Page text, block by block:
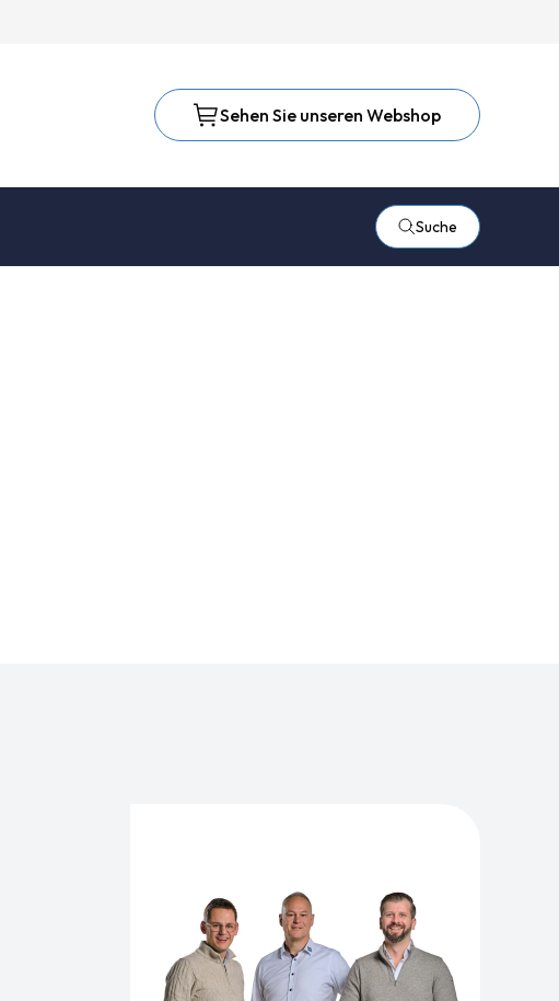
Sehen Sie unseren Webshop
Suche